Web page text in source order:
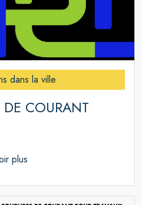
dans la ville
DE COURANT
plus